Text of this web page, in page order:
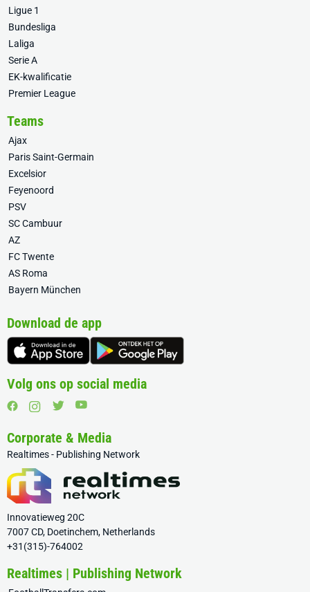
Ligue 1
Bundesliga
Laliga
Serie A
EK-kwalificatie
Premier League
Teams
Ajax
Paris Saint-Germain
Excelsior
Feyenoord
PSV
SC Cambuur
AZ
FC Twente
AS Roma
Bayern München
Download de app
Volg ons op social media
Corporate & Media
Realtimes - Publishing Network
Innovatieweg 20C
7007 CD, Doetinchem, Netherlands
+31(315)-764002
Realtimes | Publishing Network